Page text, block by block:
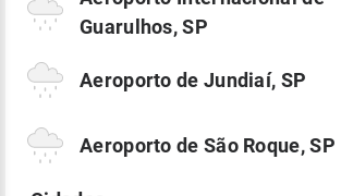
Guarulhos, SP
Aeroporto de Jundiaí, SP
Aeroporto de São Roque, SP